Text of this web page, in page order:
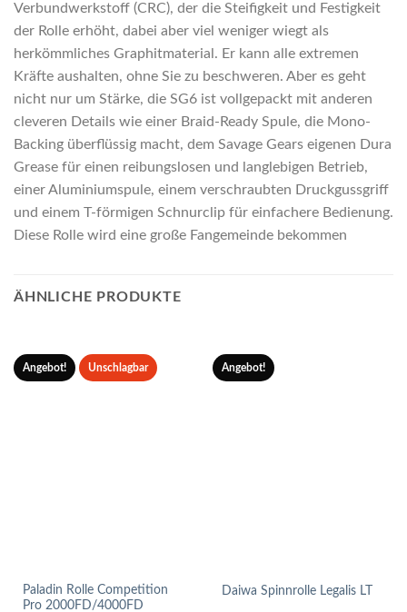
Verbundwerkstoff (CRC), der die Steifigkeit und Festigkeit
der Rolle erhöht, dabei aber viel weniger wiegt als
herkömmliches Graphitmaterial. Er kann alle extremen
Kräfte aushalten, ohne Sie zu beschweren. Aber es geht
nicht nur um Stärke, die SG6 ist vollgepackt mit anderen
cleveren Details wie einer Braid-Ready Spule, die Mono-
Backing überflüssig macht, dem Savage Gears eigenen Dura
Grease für einen reibungslosen und langlebigen Betrieb,
einer Aluminiumspule, einem verschraubten Druckgussgriff
und einem T-förmigen Schnurclip für einfachere Bedienung.
Diese Rolle wird eine große Fangemeinde bekommen
ÄHNLICHE PRODUKTE
Angebot! Unschlagbar
Paladin Rolle Competition
Pro 2000FD/4000FD
Angebot!
Daiwa Spinnrolle Legalis LT